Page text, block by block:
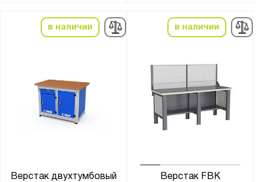
в наличии
Верстак двухтумбовый
в наличии
Верстак FBK